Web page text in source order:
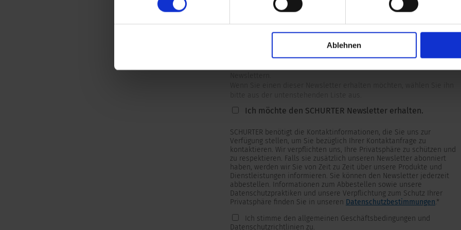
Ablehnen
Ich möchte den SCHURTER Newsletter erhalten.
SCHURTER benötigt die Kontaktinformationen, die Sie uns zur
Verfügung stellen, um Sie bezüglich Ihrer Kontaktanfrage zu
kontaktieren. Wir verpflichten uns, Ihre Privatsphäre zu schützen und
zu respektieren. Falls sie zusätzlich unseren Newsletter abonniert
haben, werden wir Sie von Zeit zu Zeit über unsere Produkte und
Dienstleistungen informieren. Sie können den Newsletter jederzeit
abbestellen. Informationen zum Abbestellen sowie unsere
Datenschutzpraktiken und unsere Verpflichtung zum Schutz Ihrer
Privatsphäre finden Sie in unseren Datenschutzbestimmungen.*
Ich stimme den allgemeinen Geschäftsbedingungen und
Datenschutzrichtlinien zu.